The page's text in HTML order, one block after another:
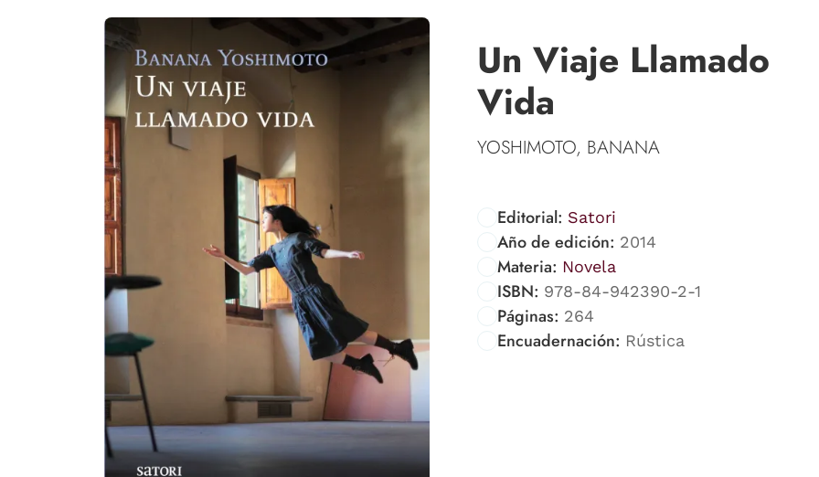
Un Viaje Llamado
Vida
YOSHIMOTO, BANANA
Editorial: Satori
Año de edición: 2014
Materia: Novela
ISBN: 978-84-942390-2-1
Páginas: 264
Encuadernación: Rústica